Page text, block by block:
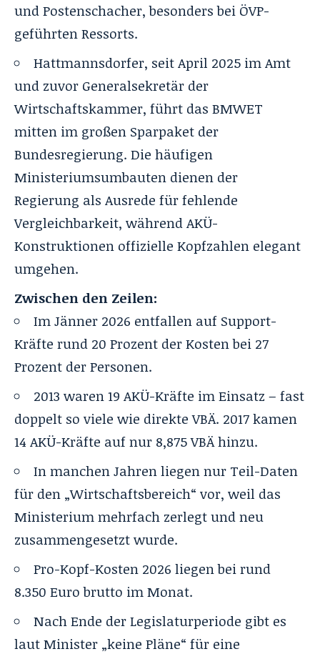
und Postenschacher, besonders bei ÖVP-
geführten Ressorts.
Hattmannsdorfer, seit April 2025 im Amt
und zuvor Generalsekretär der
Wirtschaftskammer, führt das BMWET
mitten im großen Sparpaket der
Bundesregierung. Die häufigen
Ministeriumsumbauten dienen der
Regierung als Ausrede für fehlende
Vergleichbarkeit, während AKÜ-
Konstruktionen offizielle Kopfzahlen elegant
umgehen.
Zwischen den Zeilen:
Im Jänner 2026 entfallen auf Support-
Kräfte rund 20 Prozent der Kosten bei 27
Prozent der Personen.
2013 waren 19 AKÜ-Kräfte im Einsatz – fast
doppelt so viele wie direkte VBÄ. 2017 kamen
14 AKÜ-Kräfte auf nur 8,875 VBÄ hinzu.
In manchen Jahren liegen nur Teil-Daten
für den „Wirtschaftsbereich“ vor, weil das
Ministerium mehrfach zerlegt und neu
zusammengesetzt wurde.
Pro-Kopf-Kosten 2026 liegen bei rund
8.350 Euro brutto im Monat.
Nach Ende der Legislaturperiode gibt es
laut Minister „keine Pläne“ für eine